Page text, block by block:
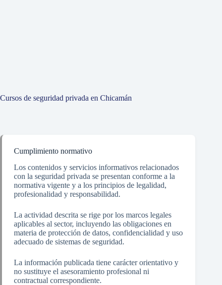
Cursos de seguridad privada en Chicamán
Cumplimiento normativo
Los contenidos y servicios informativos relacionados
con la seguridad privada se presentan conforme a la
normativa vigente y a los principios de legalidad,
profesionalidad y responsabilidad.
La actividad descrita se rige por los marcos legales
aplicables al sector, incluyendo las obligaciones en
materia de protección de datos, confidencialidad y uso
adecuado de sistemas de seguridad.
La información publicada tiene carácter orientativo y
no sustituye el asesoramiento profesional ni
contractual correspondiente.